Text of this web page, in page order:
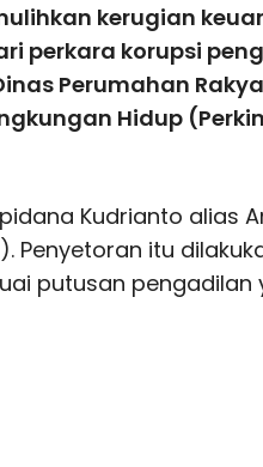
kerugian
perkara korupsi
Perumahan
Hidup
Kudrianto alias
Penyetoran itu
putusan pengadilan